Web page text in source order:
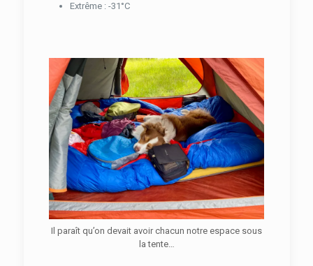
Extrême : -31°C
Il paraît qu’on devait avoir chacun notre espace sous
la tente…